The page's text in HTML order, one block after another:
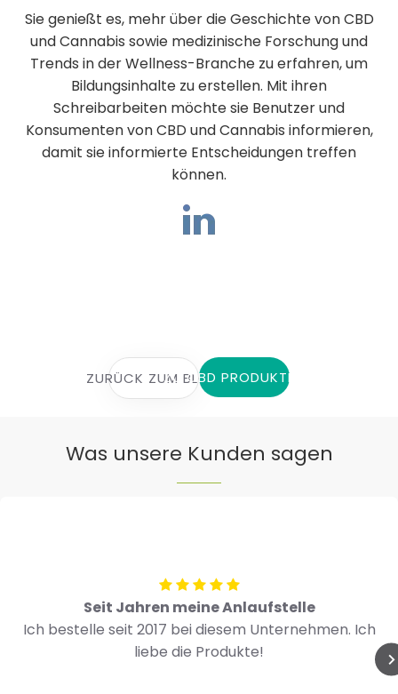
Sie genießt es, mehr über die Geschichte von CBD
und Cannabis sowie medizinische Forschung und
Trends in der Wellness-Branche zu erfahren, um
Bildungsinhalte zu erstellen. Mit ihren
Schreibarbeiten möchte sie Benutzer und
Konsumenten von CBD und Cannabis informieren,
damit sie informierte Entscheidungen treffen
können.
ZURÜCK ZUM BLOGZU CBD PRODUKTEN
Was unsere Kunden sagen
Seit Jahren meine Anlaufstelle
Ich bestelle seit 2017 bei diesem Unternehmen. Ich
liebe die Produkte!